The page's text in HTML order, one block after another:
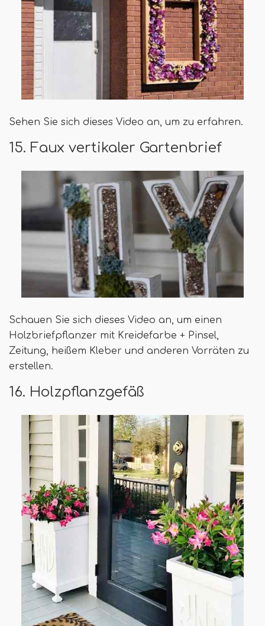
Sehen Sie sich dieses Video an, um zu erfahren.
15. Faux vertikaler Gartenbrief
Schauen Sie sich dieses Video an, um einen
Holzbriefpflanzer mit Kreidefarbe + Pinsel,
Zeitung, heißem Kleber und anderen Vorräten zu
erstellen.
16. Holzpflanzgefäß